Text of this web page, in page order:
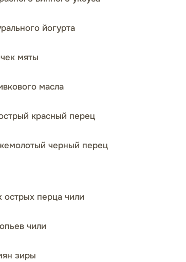
йогурта
мяты
масла
красный перец
черный перец
острых перца чили
чили
зиры